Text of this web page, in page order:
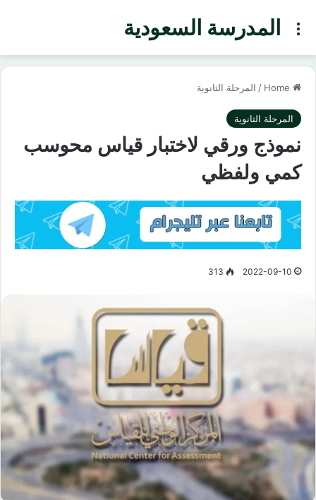
المدرسة السعوديةMenu
/ المرحلة الثانوية
المرحلة الثانوية
نموذج ورقي لاختبار قياس محوسب
كمي ولفظي
2022-09-10
313